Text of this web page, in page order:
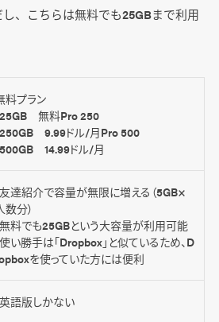
、こちらは無料でも25GBまで利用
料プラン
無料Pro 250
9.99ドル/月Pro 500
14.99ドル/月
達紹介で容量が無限に増える（5GB×
数分）
料でも25GBという大容量が利用可能
い勝手は「Dropbox」と似ているため、D
を使っていた方には便利
語版しかない